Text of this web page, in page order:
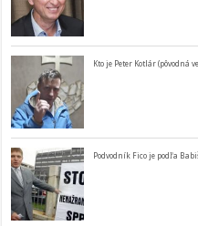
Kto je Peter Kotlár (pôvodná
Podvodník Fico je podľa